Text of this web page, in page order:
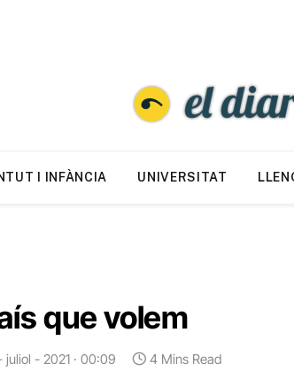
I INFÀNCIA UNIVERSITAT
que volem
juliol - 2021 · 00:09 4 Mins Read